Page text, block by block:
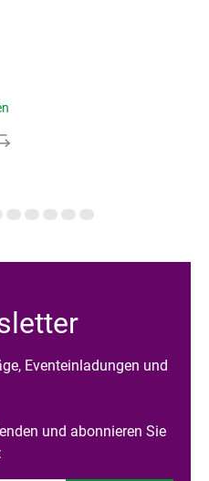
Eventeinladungen und
und abonnieren Sie